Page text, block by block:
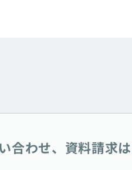
合わせ、資料請求は